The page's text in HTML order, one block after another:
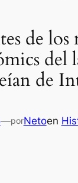
de los
del
de
—porNetoen